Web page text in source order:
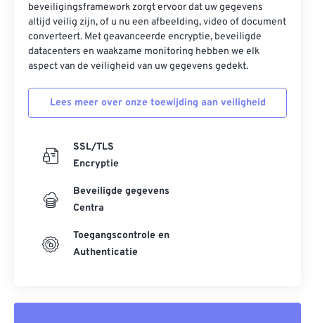
beveiligingsframework zorgt ervoor dat uw gegevens
altijd veilig zijn, of u nu een afbeelding, video of document
converteert. Met geavanceerde encryptie, beveiligde
datacenters en waakzame monitoring hebben we elk
aspect van de veiligheid van uw gegevens gedekt.
Lees meer over onze toewijding aan veiligheid
SSL/TLS
Encryptie
Beveiligde gegevens
Centra
Toegangscontrole en
Authenticatie